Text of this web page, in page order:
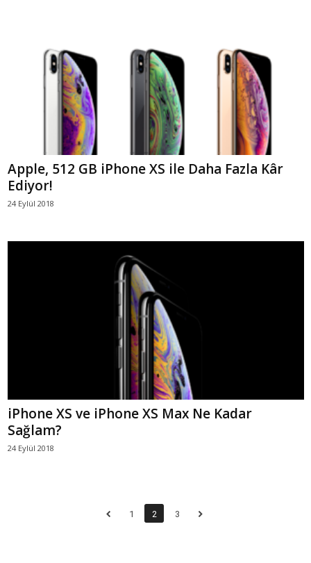
Apple, 512 GB iPhone XS ile Daha Fazla Kâr
Ediyor!
24 Eylül 2018
iPhone XS ve iPhone XS Max Ne Kadar
Sağlam?
24 Eylül 2018
1 2 3